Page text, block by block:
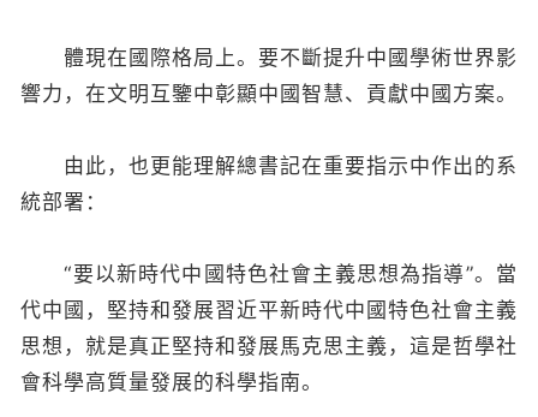
體現在國際格局上。要不斷提升中國學術世界影
響力，在文明互鑒中彰顯中國智慧、貢獻中國方案。
由此，也更能理解總書記在重要指示中作出的系
統部署：
“要以新時代中國特色社會主義思想為指導”。當
代中國，堅持和發展習近平新時代中國特色社會主義
思想，就是真正堅持和發展馬克思主義，這是哲學社
會科學高質量發展的科學指南。